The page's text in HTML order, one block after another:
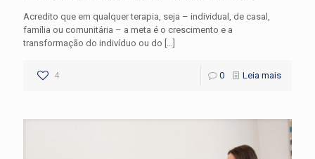
Acredito que em qualquer terapia, seja – individual, de casal,
família ou comunitária – a meta é o crescimento e a
transformação do indivíduo ou do […]
4 0 Leia mais